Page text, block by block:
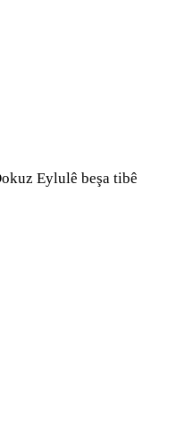
Eylulê beşa tibê